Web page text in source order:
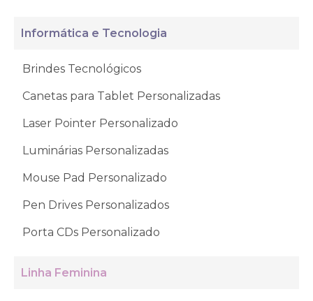
Informática e Tecnologia
Brindes Tecnológicos
Canetas para Tablet Personalizadas
Laser Pointer Personalizado
Luminárias Personalizadas
Mouse Pad Personalizado
Pen Drives Personalizados
Porta CDs Personalizado
Linha Feminina